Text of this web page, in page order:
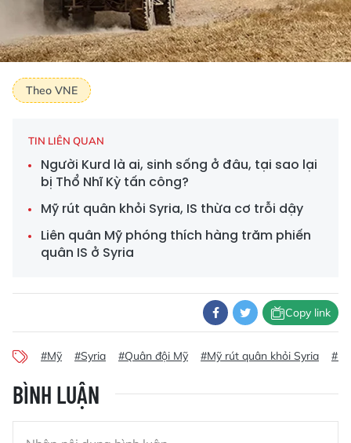
Theo VNE
TIN LIÊN QUAN
Người Kurd là ai, sinh sống ở đâu, tại sao lại
bị Thổ Nhĩ Kỳ tấn công?
Mỹ rút quân khỏi Syria, IS thừa cơ trỗi dậy
Liên quân Mỹ phóng thích hàng trăm phiến
quân IS ở Syria
Copy link
#Mỹ #Syria #Quân đội Mỹ #Mỹ rút quân khỏi Syria
BÌNH LUẬN